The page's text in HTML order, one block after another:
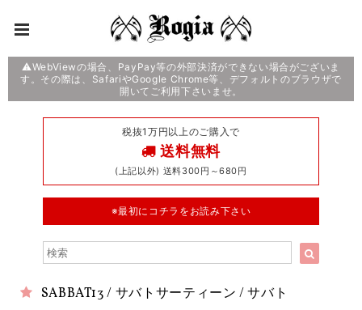
⚠️WebViewの場合、PayPay等の外部決済ができない場合がございま
す。その際は、SafariやGoogle Chrome等、デフォルトのブラウザで
開いてご利用下さいませ。
税抜1万円以上のご購入で
送料無料
(上記以外) 送料300円～680円
※最初にコチラをお読み下さい
SABBAT13 / サバトサーティーン / サバト